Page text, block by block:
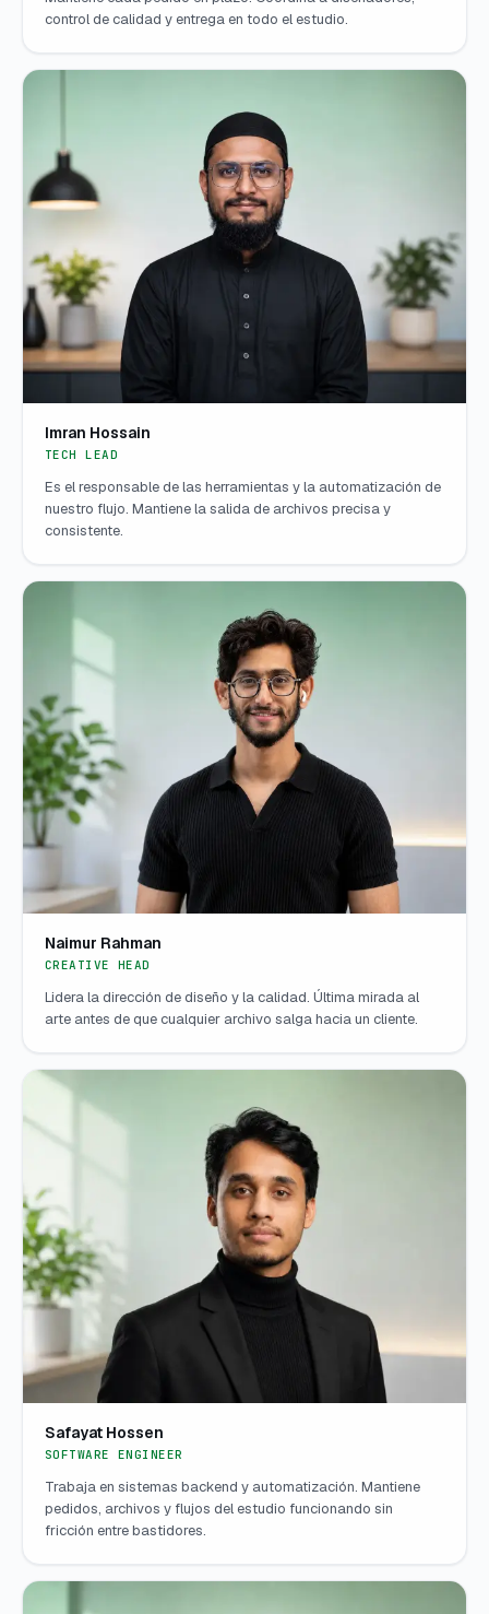
control de calidad y entrega en todo el estudio.
Imran Hossain
TECH LEAD
Es el responsable de las herramientas y la automatización de
nuestro flujo. Mantiene la salida de archivos precisa y
consistente.
Naimur Rahman
CREATIVE HEAD
Lidera la dirección de diseño y la calidad. Última mirada al
arte antes de que cualquier archivo salga hacia un cliente.
Safayat Hossen
SOFTWARE ENGINEER
Trabaja en sistemas backend y automatización. Mantiene
pedidos, archivos y flujos del estudio funcionando sin
fricción entre bastidores.